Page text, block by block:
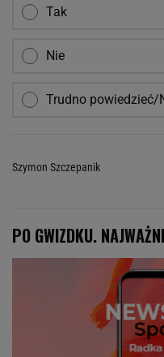
Tak
Nie
Trudno powiedzieć/
Szymon Szczepanik